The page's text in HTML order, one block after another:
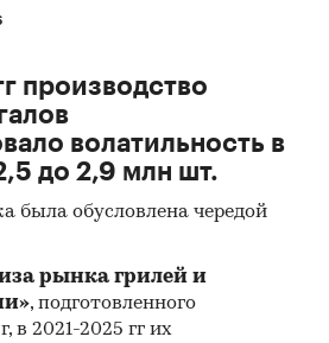
производство
волатильность в
до 2,9 млн шт.
была обусловлена чередой
рынка грилей и
, подготовленного
в 2021-2025 гг их